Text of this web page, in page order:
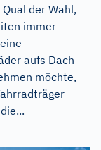
der Wahl,
immer
aufs Dach
möchte,